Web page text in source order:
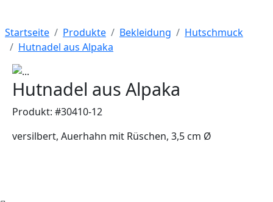
Startseite Produkte Bekleidung
Hutschmuck
Hutnadel aus Alpaka
Hutnadel aus Alpaka
Produkt: #30410-12
versilbert, Auerhahn mit Rüschen, 3,5 cm Ø